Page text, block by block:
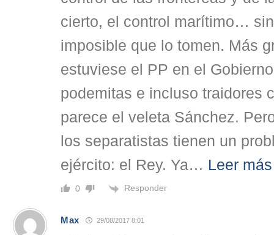
cierto, el control marítimo…
imposible que lo tomen. Más
estuviese el PP en el
podemitas e incluso traidores
parece el veleta Sánchez.
los separatistas tienen un
ejército: el Rey. Ya… Leer
0 Responder
Max 29/08/2017 8:01